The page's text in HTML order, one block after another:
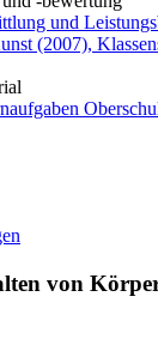
und
(2007),
von